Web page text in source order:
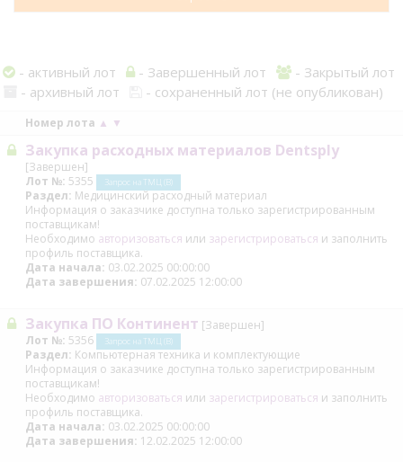
- активный лот - Завершенный лот
- Закрытый лот
- архивный лот
- сохраненный лот (не опубликован)
Номер лота ▲ ▼
Закупка расходных материалов Dentsply
[Завершен]
Лот №: 5355 Запрос на ТМЦ (В)
Раздел: Медицинский расходный материал
Информация о заказчике доступна только зарегистрированным
поставщикам!
Необходимо авторизоваться или зарегистрироваться и заполнить
профиль поставщика.
Дата начала: 03.02.2025 00:00:00
Дата завершения: 07.02.2025 12:00:00
Закупка ПО Континент [Завершен]
Лот №: 5356 Запрос на ТМЦ (В)
Раздел: Компьютерная техника и комплектующие
Информация о заказчике доступна только зарегистрированным
поставщикам!
Необходимо авторизоваться или зарегистрироваться и заполнить
профиль поставщика.
Дата начала: 03.02.2025 00:00:00
Дата завершения: 12.02.2025 12:00:00